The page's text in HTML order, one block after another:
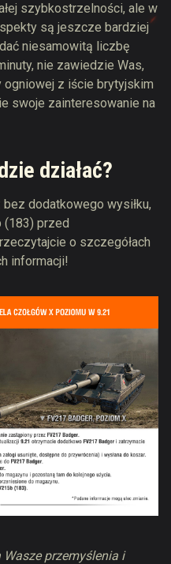
szybkostrzelności, ale w
są jeszcze bardziej
niesamowitą liczbę
nie zawiedzie Was,
ogniowej z iście brytyjskim
swoje zainteresowanie na
działać?
dodatkowego wysiłku,
(183) przed
o szczegółach
informacji!
przemyślenia i